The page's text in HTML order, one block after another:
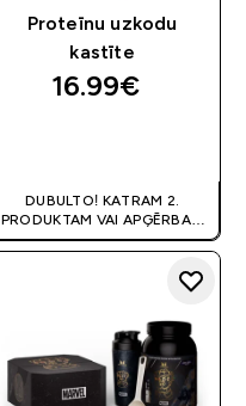
Proteīnu uzkodu
kastīte
16.99€‎
DUBULTO! KATRAM 2.
PRODUKTAM VAI APĢĒRBAM
80% OFF! | KUPONS: